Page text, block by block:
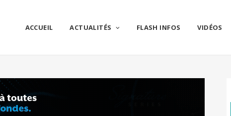
ACCUEIL ACTUALITÉS FLASH INFOS VIDÉOS